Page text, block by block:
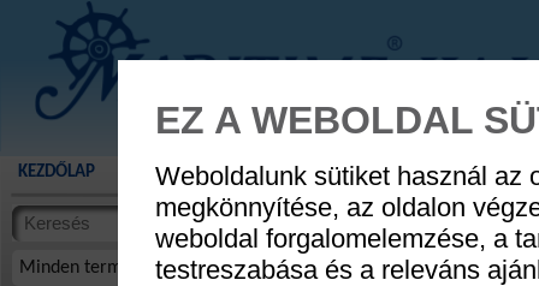
KEZDŐLAP AKCIÓS TERMÉKEK WEBÁRUHÁZ HÍREK
Minden termék
termékekben
cikkekben
EZ A WEBOLDAL
Weboldalunk sütiket használ az
megkönnyítése, az oldalon
weboldal forgalomelemzése, a
testreszabása és a releváns